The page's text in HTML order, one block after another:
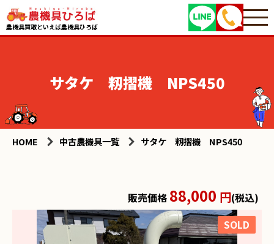
農機具買取といえば農機具ひろば
サタケ 籾摺機 NPS450
HOME 中古農機具一覧 サタケ 籾摺機 NPS450
販売価格 88,000 円(税込)
SOLD